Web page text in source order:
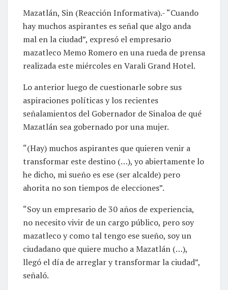
Mazatlán, Sin (Reacción Informativa).- “Cuando
hay muchos aspirantes es señal que algo anda
mal en la ciudad”, expresó el empresario
mazatleco Memo Romero en una rueda de prensa
realizada este miércoles en Varali Grand Hotel.
Lo anterior luego de cuestionarle sobre sus
aspiraciones políticas y los recientes
señalamientos del Gobernador de Sinaloa de qué
Mazatlán sea gobernado por una mujer.
“(Hay) muchos aspirantes que quieren venir a
transformar este destino (…), yo abiertamente lo
he dicho, mi sueño es ese (ser alcalde) pero
ahorita no son tiempos de elecciones”.
“Soy un empresario de 30 años de experiencia,
no necesito vivir de un cargo público, pero soy
mazatleco y como tal tengo ese sueño, soy un
ciudadano que quiere mucho a Mazatlán (…),
llegó el día de arreglar y transformar la ciudad”,
señaló.